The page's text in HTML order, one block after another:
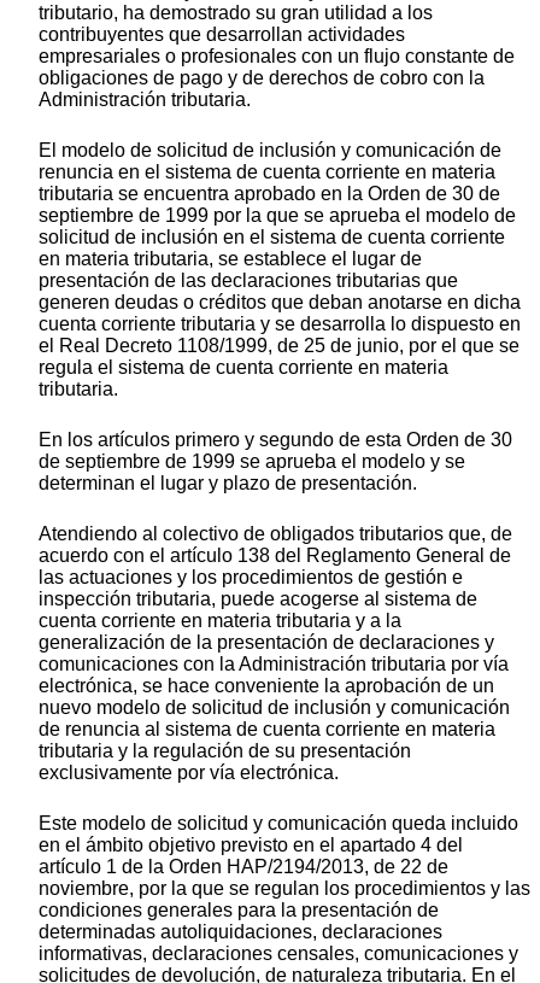
tributario, ha demostrado su gran utilidad a los
contribuyentes que desarrollan actividades
empresariales o profesionales con un flujo constante de
obligaciones de pago y de derechos de cobro con la
Administración tributaria.
El modelo de solicitud de inclusión y comunicación de
renuncia en el sistema de cuenta corriente en materia
tributaria se encuentra aprobado en la Orden de 30 de
septiembre de 1999 por la que se aprueba el modelo de
solicitud de inclusión en el sistema de cuenta corriente
en materia tributaria, se establece el lugar de
presentación de las declaraciones tributarias que
generen deudas o créditos que deban anotarse en dicha
cuenta corriente tributaria y se desarrolla lo dispuesto en
el Real Decreto 1108/1999, de 25 de junio, por el que se
regula el sistema de cuenta corriente en materia
tributaria.
En los artículos primero y segundo de esta Orden de 30
de septiembre de 1999 se aprueba el modelo y se
determinan el lugar y plazo de presentación.
Atendiendo al colectivo de obligados tributarios que, de
acuerdo con el artículo 138 del Reglamento General de
las actuaciones y los procedimientos de gestión e
inspección tributaria, puede acogerse al sistema de
cuenta corriente en materia tributaria y a la
generalización de la presentación de declaraciones y
comunicaciones con la Administración tributaria por vía
electrónica, se hace conveniente la aprobación de un
nuevo modelo de solicitud de inclusión y comunicación
de renuncia al sistema de cuenta corriente en materia
tributaria y la regulación de su presentación
exclusivamente por vía electrónica.
Este modelo de solicitud y comunicación queda incluido
en el ámbito objetivo previsto en el apartado 4 del
artículo 1 de la Orden HAP/2194/2013, de 22 de
noviembre, por la que se regulan los procedimientos y las
condiciones generales para la presentación de
determinadas autoliquidaciones, declaraciones
informativas, declaraciones censales, comunicaciones y
solicitudes de devolución, de naturaleza tributaria. En el